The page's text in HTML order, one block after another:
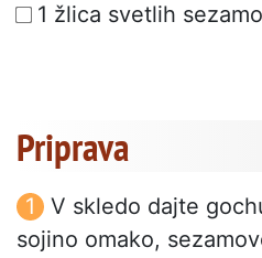
1 žlica svetlih
Priprava
V skledo dajte
sojino omako,